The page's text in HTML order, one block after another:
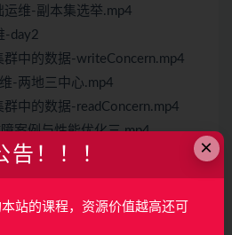
维-副本集选举.mp4
-day2
中的数据-writeConcern.mp4
-两地三中心.mp4
中的数据-readConcern.mp4
案例与性能优化三.mp4
案例与性能优化四.mp4
中的数据-acid.mp4
案例与性能优化二.mp4
案例与性能优化一.mp4
×
告！！！
站的课程，资源价值越高还可